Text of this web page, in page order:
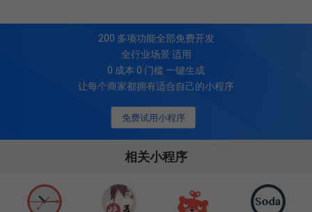
免费试用小程序
200 多项功能全部免费开发
全行业场景 适用
0 成本 0 门槛 一键生成
让每个商家都拥有适合自己的小程序
相关小程序